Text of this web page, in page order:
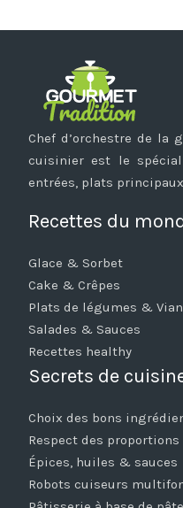
Chef d’orchestre de la
cuisinier est le
entrées, plats
Recettes du
Glace & Sorbet
Cake & Crêpes
Plats de légumes &
Salades & Sauces
Recettes healthy
Secrets de
Choix des bons
Respect des proportions
Épices, huiles & sauces
Robots cuiseurs